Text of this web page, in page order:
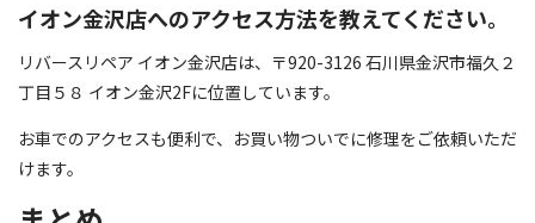
イオン金沢店へのアクセス方法を教えてください。
リバースリペア イオン金沢店は、〒920-3126 石川県金沢市福久２
丁目５８ イオン金沢2Fに位置しています。
お車でのアクセスも便利で、お買い物ついでに修理をご依頼いただ
けます。